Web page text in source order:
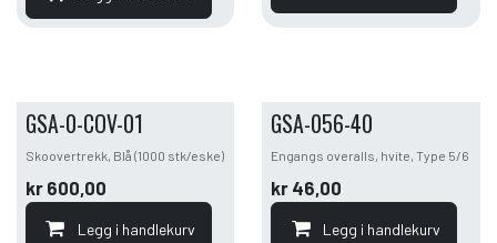
GSA-0-COV-01
Skoovertrekk, Blå (1000 stk/eske)
kr 600,00
Legg i handlekurv
GSA-056-40
Engangs overalls, hvite, Type 5/6
kr 46,00
Legg i handlekurv